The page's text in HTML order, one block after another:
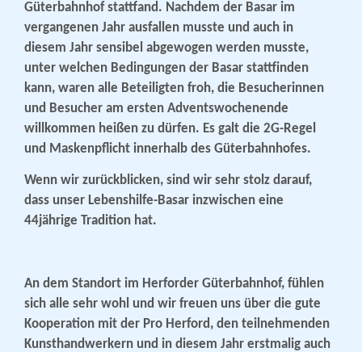
Güterbahnhof stattfand. Nachdem der Basar im
vergangenen Jahr ausfallen musste und auch in
diesem Jahr sensibel abgewogen werden musste,
unter welchen Bedingungen der Basar stattfinden
kann, waren alle Beteiligten froh, die Besucherinnen
und Besucher am ersten Adventswochenende
willkommen heißen zu dürfen. Es galt die 2G-Regel
und Maskenpflicht innerhalb des Güterbahnhofes.
Wenn wir zurückblicken, sind wir sehr stolz darauf,
dass unser Lebenshilfe-Basar inzwischen eine
44jährige Tradition hat.
An dem Standort im Herforder Güterbahnhof, fühlen
sich alle sehr wohl und wir freuen uns über die gute
Kooperation mit der Pro Herford, den teilnehmenden
Kunsthandwerkern und in diesem Jahr erstmalig auch